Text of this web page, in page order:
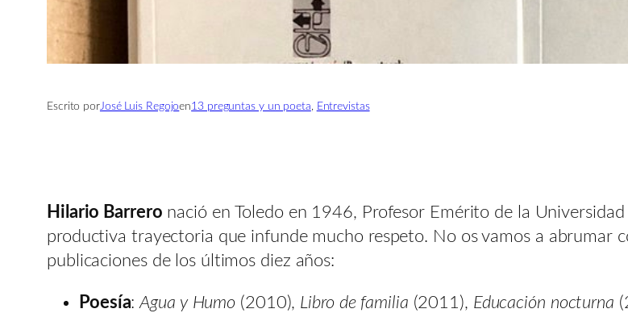
Escrito porJosé Luis Regojoen13 preguntas y un poeta, Entrevistas
Hilario Barrero nació en Toledo en 1946, Profesor Emérito de la
productiva trayectoria que infunde mucho respeto. No os vamos a abrumar
publicaciones de los últimos diez años:
Poesía:Agua y Humo (2010), Libro de familia (2011), Educación nocturna